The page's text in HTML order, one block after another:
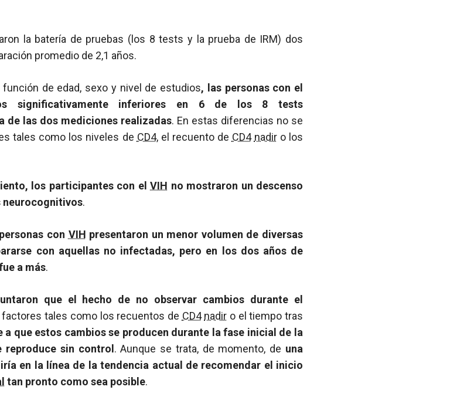
la batería de pruebas (los 8 tests y la prueba de IRM) dos
promedio de 2,1 años.
de edad, sexo y nivel de estudios, las personas con el
significativamente inferiores en 6 de los 8 tests
de las dos mediciones realizadas. En estas diferencias no se
tales como los niveles de CD4, el recuento de CD4 nadiro los
los participantes con el VIH no mostraron un descenso
neurocognitivos.
con VIH presentaron un menor volumen de diversas
con aquellas no infectadas, pero en los dos años de
a más.
que el hecho de no observar cambios durante el
tales como los recuentos de CD4 nadir o el tiempo tras
a que estos cambios se producen durante la fase inicial de la
sin control . Aunque se trata, de momento, de una
en la línea de la tendencia actual de recomendar el inicio
tan pronto como sea posible.